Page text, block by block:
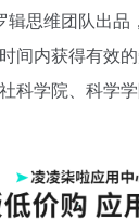
辑思维团队出品
间内获得有效
科学院、科学